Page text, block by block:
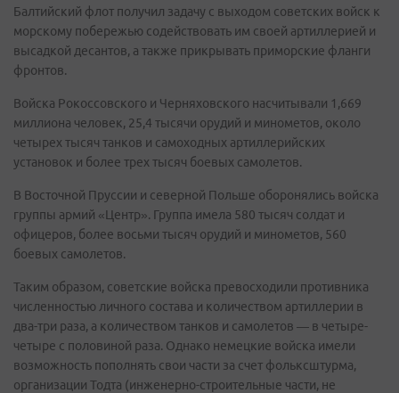
Балтийский флот получил задачу с выходом советских войск к
морскому побережью содействовать им своей артиллерией и
высадкой десантов, а также прикрывать приморские фланги
фронтов.
Войска Рокоссовского и Черняховского насчитывали 1,669
миллиона человек, 25,4 тысячи орудий и минометов, около
четырех тысяч танков и самоходных артиллерийских
установок и более трех тысяч боевых самолетов.
В Восточной Пруссии и северной Польше оборонялись войска
группы армий «Центр». Группа имела 580 тысяч солдат и
офицеров, более восьми тысяч орудий и минометов, 560
боевых самолетов.
Таким образом, советские войска превосходили противника
численностью личного состава и количеством артиллерии в
два-три раза, а количеством танков и самолетов — в четыре-
четыре с половиной раза. Однако немецкие войска имели
возможность пополнять свои части за счет фольксштурма,
организации Тодта (инженерно-строительные части, не